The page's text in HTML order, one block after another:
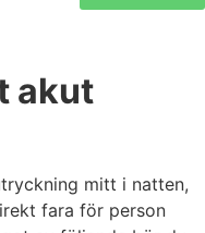
akut
mitt i natten,
fara för person